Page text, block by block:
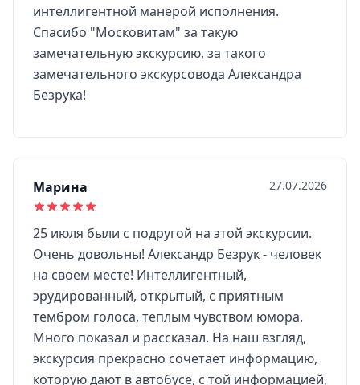
интеллигентной манерой исполнения.
Спасибо "Московитам" за такую
замечательную экскурсию, за такого
замечательного экскурсовода Александра
Безрука!
Марина 27.07.2026
25 июля были с подругой на этой экскурсии.
Очень довольны! Александр Безрук - человек
на своем месте! Интеллигентный,
эрудированный, открытый, с приятным
тембром голоса, теплым чувством юмора.
Много показал и рассказал. На наш взгляд,
экскурсия прекрасно сочетает информацию,
которую дают в автобусе, с той информацией,